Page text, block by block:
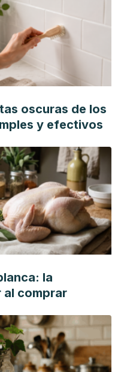
oscuras de los
y efectivos
la
al comprar